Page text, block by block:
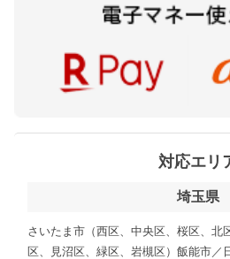
対応エリ
埼玉県
さいたま市（西区、中央区、桜区、北
区、見沼区、緑区、岩槻区）飯能市／